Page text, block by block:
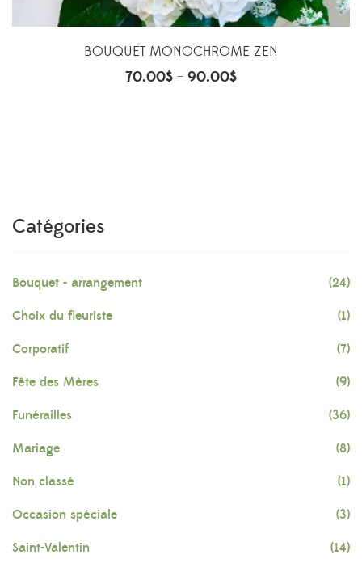
BOUQUET MONOCHROME ZEN
70.00$ – 90.00$
Catégories
Bouquet - arrangement (24)
Choix du fleuriste (1)
Corporatif (7)
Fête des Mères (9)
Funérailles (36)
Mariage (8)
Non classé (1)
Occasion spéciale (3)
Saint-Valentin (14)